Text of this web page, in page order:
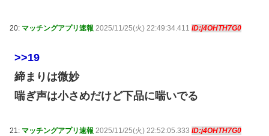
20: マッチングアプリ速報 2025/11/25(火) 22:49:34.411 ID:j4OHTH7G0
>>19
締まりは微妙
喘ぎ声は小さめだけど下品に喘いでる
21: マッチングアプリ速報 2025/11/25(火) 22:52:05.333 ID:j4OHTH7G0